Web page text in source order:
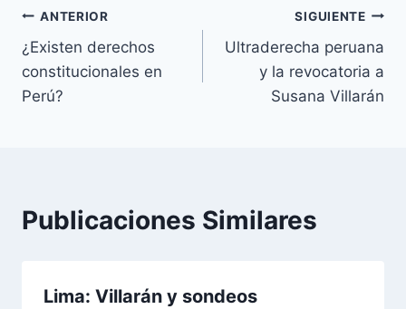
Navegación
de
entradas
ANTERIOR
¿Existen derechos
constitucionales en
Perú?
SIGUIENTE
Ultraderecha peruana
y la revocatoria a
Susana Villarán
Publicaciones Similares
Lima: Villarán y sondeos